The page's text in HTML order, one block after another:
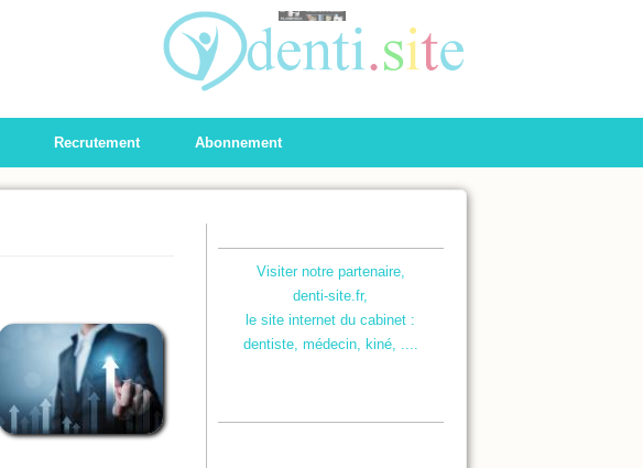
Recrutement Abonnement
Visiter notre partenaire,
denti-site.fr,
le site internet du cabinet :
dentiste, médecin, kiné, ....